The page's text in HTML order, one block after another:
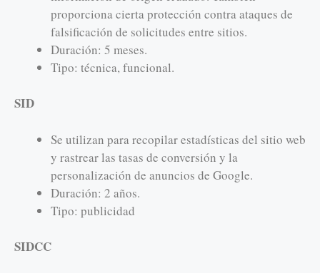
proporciona cierta protección contra ataques de
falsificación de solicitudes entre sitios.
Duración: 5 meses.
Tipo: técnica, funcional.
SID
Se utilizan para recopilar estadísticas del sitio web
y rastrear las tasas de conversión y la
personalización de anuncios de Google.
Duración: 2 años.
Tipo: publicidad
SIDCC